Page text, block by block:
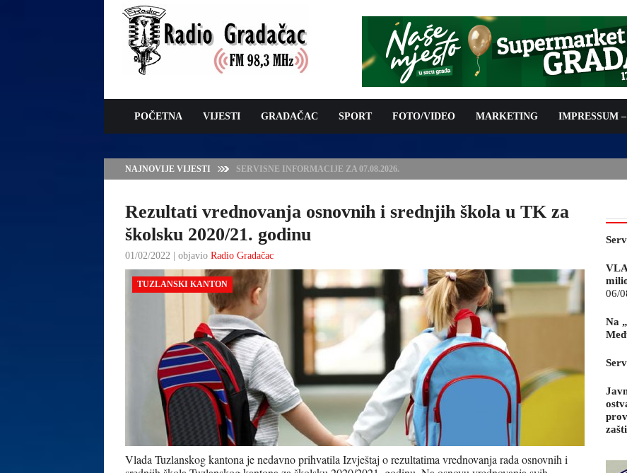
POČETNA VIJESTI GRADAČAC SPORT FOTO/VIDEO MARKETING IMPRESSUM
NAJNOVIJE VIJESTI
VLADA TK – POTPISAN UGOVOR: 6,9 MILIONA KM ZA VODOSNABDIJEVANJE
GRADAČCA
Rezultati vrednovanja osnovnih i srednjih škola u TK za
školsku 2020/21. godinu
01/02/2022 | objavio Radio Gradačac
TUZLANSKI KANTON
Vlada Tuzlanskog kantona je nedavno prihvatila Izvještaj o rezultatima vrednovanja rada osnovnih i
06/
Na